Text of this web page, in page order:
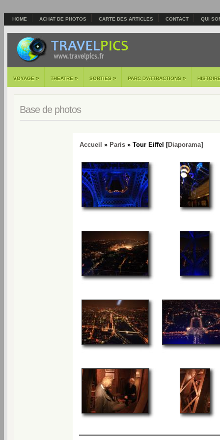
HOME ACHAT DE PHOTOS CARTE DES ARTICLES CONTACT QUI
VOYAGE » THEATRE » SORTIES » PARC D'ATTRACTIONS »
Base de photos
Accueil » Paris» Tour Eiffel [Diaporama]